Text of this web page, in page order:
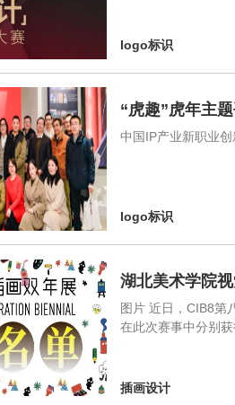
logo标识
“虎趣”虎年主
中国IP产业新职业
logo标识
湖北美术学院
图片 近日，CIB8第
在此次赛事中分别
插画设计